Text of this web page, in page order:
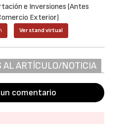
e Inversiones (Antes
Exterior)
Ver stand virtual
AL ARTÍCULO/NOTICIA
un comentario